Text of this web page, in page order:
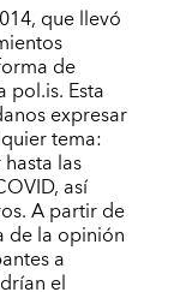
que llevó
de
Esta
expresar
tema:
las
así
A partir de
de la opinión
a
el